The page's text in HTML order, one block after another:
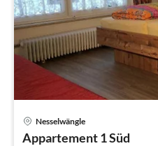
Nesselwängle
Appartement 1 Süd